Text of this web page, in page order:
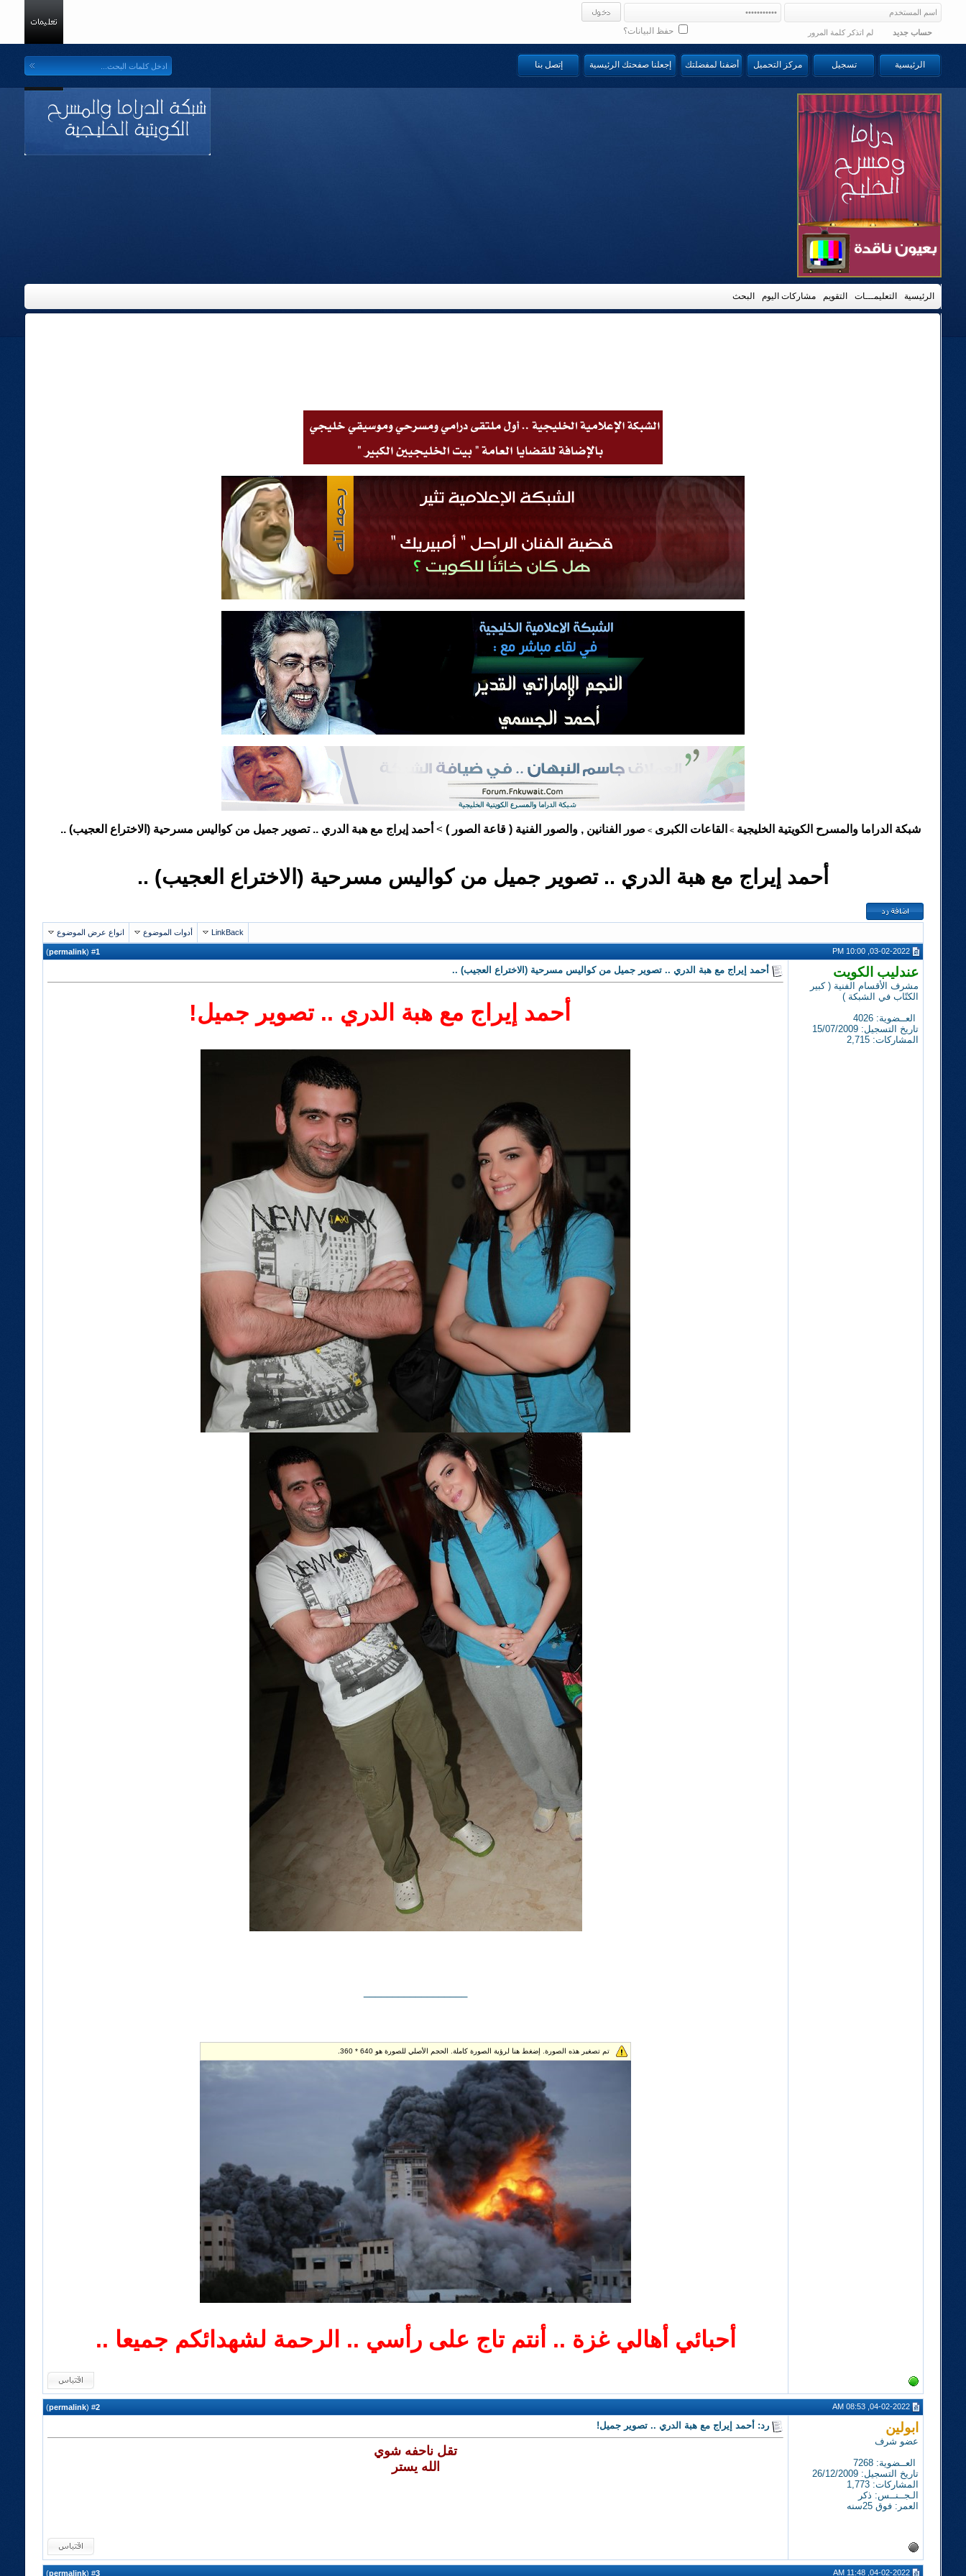
حفظ البيانات؟ حساب جديد لم اتذكر كلمة المرور
الرئيسية تسجيل مركز التحميل أضفنا لمفضلتك إجعلنا صفحتك الرئيسية إتصل بنا
الرئيسية التعليمـــات التقويم مشاركات اليوم البحث
شبكة الدراما والمسرح الكويتية الخليجية > القاعات الكبرى > صور الفنانين , والصور الفنية ( قاعة الصور )> أحمد إيراج مع هبة الدري .. تصوير جميل من كواليس مسرحية (الاختراع العجيب) ..
أحمد إيراج مع هبة الدري .. تصوير جميل من كواليس مسرحية (الاختراع العجيب) ..
LinkBack أدوات الموضوع انواع عرض الموضوع
03-02-2022, 10:00 PM
1
(
permalink
)
عندليب الكويت
مشرف الأقسام الفنية ( كبير
الكتّاب في الشبكة )
العــضوية: 4026
تاريخ التسجيل: 15/07/2009
المشاركات: 2,715
أحمد إيراج مع هبة الدري .. تصوير جميل من كواليس مسرحية (الاختراع العجيب) ..
أحمد إيراج مع هبة الدري .. تصوير جميل!
تم تصغير هذه الصورة. إضغط هنا لرؤية الصورة كاملة. الحجم الأصلي للصورة هو 640 * 360.
أحبائي أهالي غزة .. أنتم تاج على رأسي .. الرحمة لشهدائكم جميعا ..
04-02-2022, 08:53 AM
2
(
permalink
)
ابولين
عضو شرف
العــضوية: 7268
تاريخ التسجيل: 26/12/2009
المشاركات: 1,773
الـجــنــس: ذكر
العمر: فوق 25سنه
رد: أحمد إيراج مع هبة الدري .. تصوير جميل!
تقل ناحفه شوي
الله يستر
04-02-2022, 11:48 AM
3
(
permalink
)